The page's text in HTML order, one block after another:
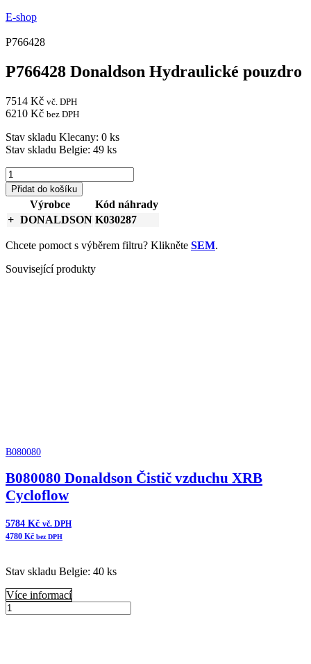
E-shop
P766428
P766428 Donaldson Hydraulické pouzdro
7514 Kč vč. DPH
6210 Kč bez DPH
Stav skladu Klecany: 0 ks
Stav skladu Belgie: 49 ks
P766428
Donaldson
Hydraulické
pouzdro
množství
Přidat do košíku
Výrobce
Kód náhrady
DONALDSON K030287
Chcete pomoct s výběrem filtru? Klikněte SEM.
Související produkty
B080080
B080080 Donaldson Čistič vzduchu XRB
Cycloflow
5784 Kč vč. DPH
4780 Kč bez DPH
Stav skladu Belgie: 40 ks
Více informací
B080080